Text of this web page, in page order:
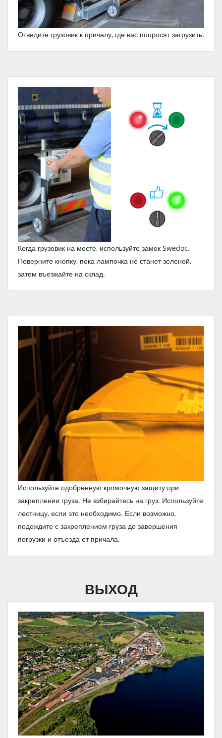
Отведите грузовик к причалу, где вас попросят загрузить.
Когда грузовик на месте, используйте замок Swedoc.
Поверните кнопку, пока лампочка не станет зеленой,
затем въезжайте на склад.
Используйте одобренную кромочную защиту при
закреплении груза. Не взбирайтесь на груз. Используйте
лестницу, если это необходимо. Если возможно,
подождите с закреплением груза до завершения
погрузки и отъезда от причала.
ВЫХОД